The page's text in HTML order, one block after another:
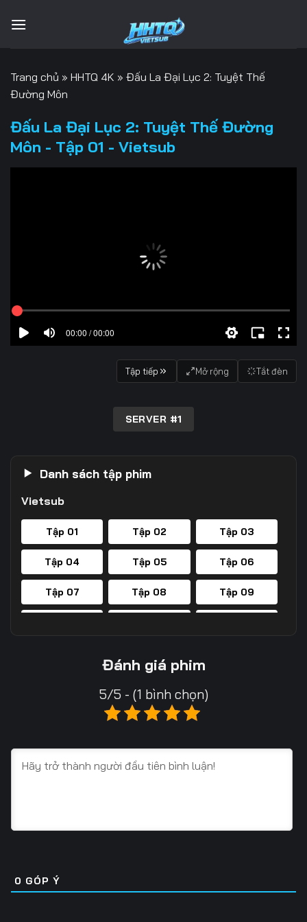
qua
Trang chủ » HHTQ 4K » Đấu La Đại Lục 2: Tuyệt Thế
Đường Môn
Đấu La Đại Lục 2: Tuyệt Thế Đường
Môn - Tập 01 - Vietsub
00:00 / 00:00
Tập tiếp Mở rộng Tắt đèn
SERVER #1
Danh sách tập phim
Vietsub
Tập 01 Tập 02 Tập 03
Tập 04 Tập 05 Tập 06
Tập 07 Tập 08 Tập 09
Tập 20
Tập 25 Tập 26
Tập 31 Tập 32 Tập 33
Tập 37 Tập 38 Tập 39
Đánh giá phim
5/5 - (1 bình chọn)
0 GÓP Ý